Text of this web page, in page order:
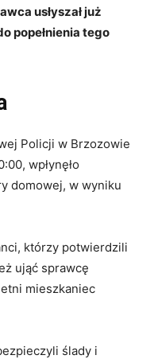
usłyszał już
popełnienia tego
Policji w Brzozowie
wpłynęło
domowej, w wyniku
którzy potwierdzili
ująć sprawcę
mieszkaniec
ślady i